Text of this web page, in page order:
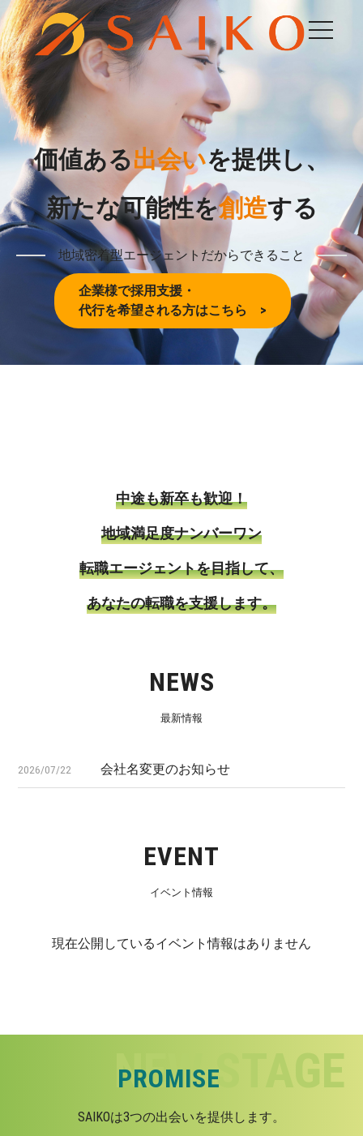
価値ある出会いを提供し、
新たな可能性を創造する
地域密着型エージェントだからできること
企業様で採用支援・
代行を希望される方はこちら >
中途も新卒も歓迎！
地域満足度ナンバーワン
転職エージェントを目指して、
あなたの転職を支援します。
NEWS
最新情報
2026/07/22 会社名変更のお知らせ
EVENT
イベント情報
現在公開しているイベント情報はありません
PROMISE
SAIKOは3つの出会いを提供します。